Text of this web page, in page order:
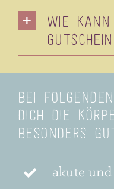
Wie
Bei
dich die
besonders
akute